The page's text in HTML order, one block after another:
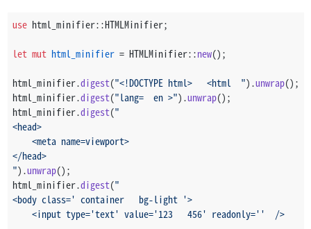
use html_minifier::HTMLMinifier;
let mut html_minifier = HTMLMinifier::new();
html_minifier.digest("<!DOCTYPE html>   <html  ").unwrap();
html_minifier.digest("lang=  en >").unwrap();
html_minifier.digest("
<head>
    <meta name=viewport>
</head>
").unwrap();
html_minifier.digest("
<body class=' container   bg-light '>
    <input type='text' value='123   456' readonly=''  />